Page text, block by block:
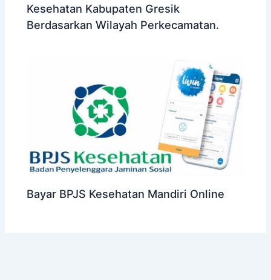
Kesehatan Kabupaten Gresik
Berdasarkan Wilayah Perkecamatan.
Bayar BPJS Kesehatan Mandiri Online